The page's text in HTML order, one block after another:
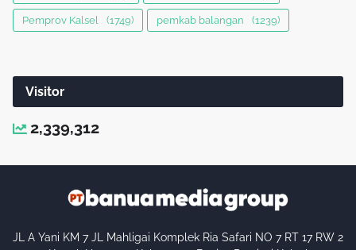
Pemprov Kalsel (1749) pemkab balangan (1239)
Visitor
2,339,312
JL A Yani KM 7 JL Mahligai Komplek Ria Safari NO 7 RT 17 RW 2